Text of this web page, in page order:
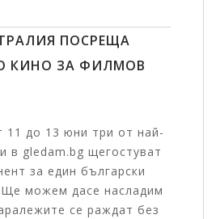
ПОСРЕЩА
КИНО ЗА ФИЛМОВ
11 до 13 юни три от най-
в gledam.bg щегостуват
за един български
можем дасе насладим
се раждат без